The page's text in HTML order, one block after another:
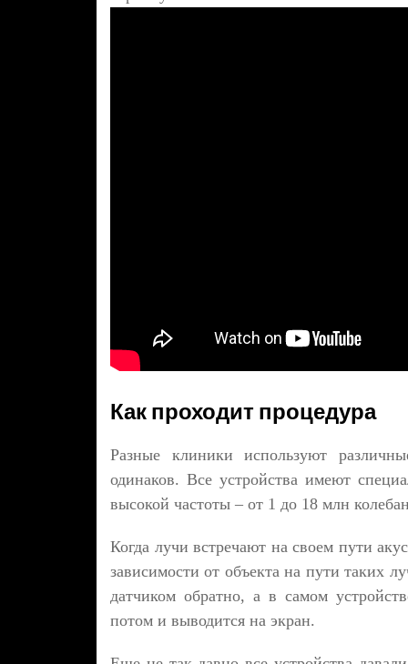
Как проходит процедура
Разные клиники используют
одинаков. Все устройства имеют
высокой частоты – от 1 до 18 млн
Когда лучи встречают на своем пути
зависимости от объекта на пути таких
датчиком обратно, а в самом
потом и выводится на экран.